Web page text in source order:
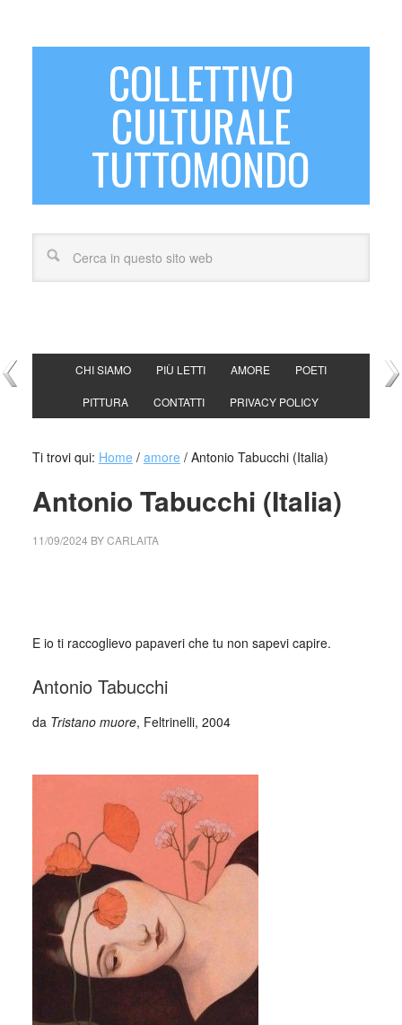
COLLETTIVO
CULTURALE
TUTTOMONDO
CHI SIAMO PIÙ LETTI AMORE POETI
PITTURA CONTATTI PRIVACY POLICY
Ti trovi qui: Home / amore /Antonio Tabucchi (Italia)
Antonio Tabucchi (Italia)
11/09/2024 BYCARLAITA
E io ti raccoglievo papaveri che tu non sapevi capire.
Antonio Tabucchi
da Tristano muore, Feltrinelli, 2004